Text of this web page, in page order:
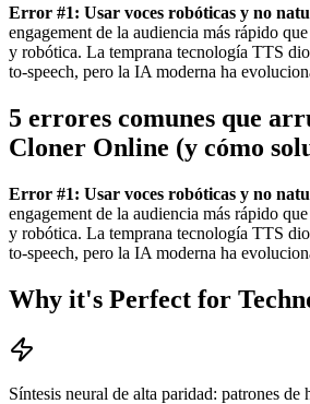
Error #1: Usar voces robóticas y no
engagement de la audiencia más rápido
y robótica. La temprana tecnología TTS
to-speech, pero la IA moderna ha
5 errores comunes que
Cloner Online (y cómo
Error #1: Usar voces robóticas y no
engagement de la audiencia más rápido
y robótica. La temprana tecnología TTS
to-speech, pero la IA moderna ha
Why it's Perfect for
Síntesis neural de alta paridad: patrones de